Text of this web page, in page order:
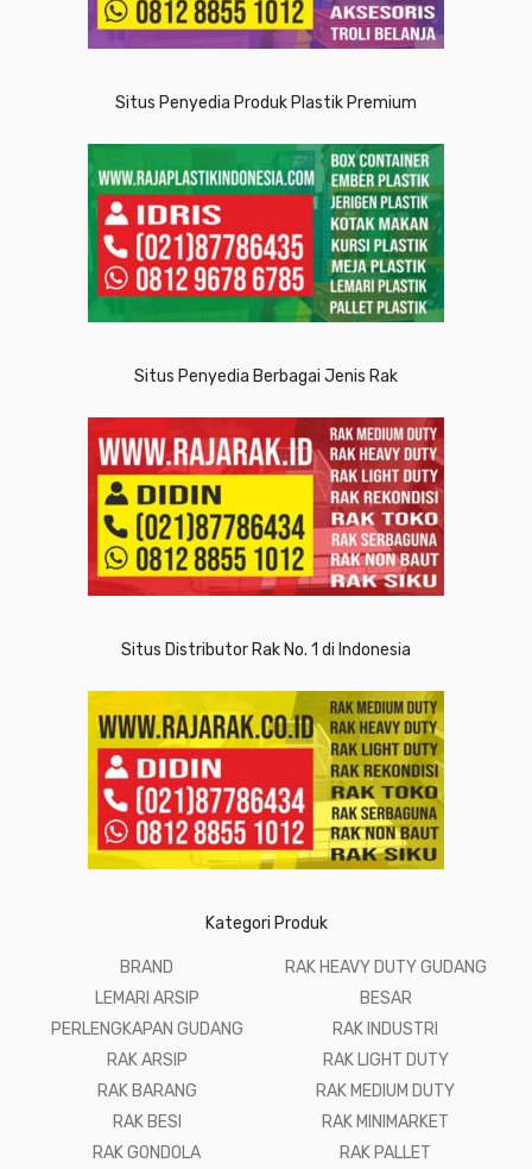
Situs Penyedia Produk Plastik Premium
Situs Penyedia Berbagai Jenis Rak
Situs Distributor Rak No. 1 di Indonesia
Kategori Produk
BRAND
LEMARI ARSIP
PERLENGKAPAN GUDANG
RAK ARSIP
RAK BARANG
RAK BESI
RAK GONDOLA
RAK HEAVY DUTY GUDANG
BESAR
RAK INDUSTRI
RAK LIGHT DUTY
RAK MEDIUM DUTY
RAK MINIMARKET
RAK PALLET